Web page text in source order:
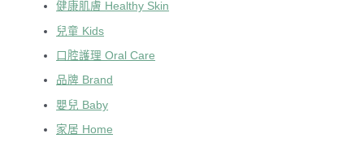
健康肌膚 Healthy Skin
兒童 Kids
口腔護理 Oral Care
品牌 Brand
嬰兒 Baby
家居 Home